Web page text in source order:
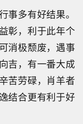
事多有好结果。
彰，利于此年个
消极颓废，遇事
吉，有一番大成
苦劳碌，肖羊者
结合更有利于好